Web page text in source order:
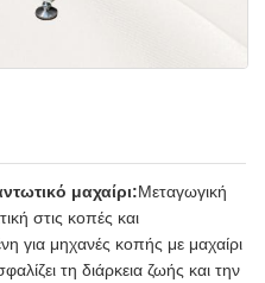
μαχαίρι:Μεταγωγική
στις κοπές και
για μηχανές κοπής με μαχαίρι
τη διάρκεια ζωής και την